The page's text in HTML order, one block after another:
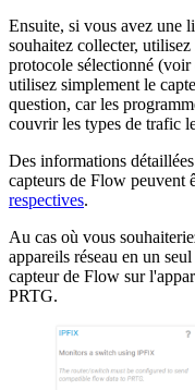
Ensuite, si vous avez une
souhaitez collecter,
protocole sélectionné (voir
utilisez simplement le
question, car les
couvrir les types de trafic
Des informations
capteurs de Flow peuvent
respectives.
Au cas où vous
appareils réseau en un
capteur de Flow sur
PRTG.